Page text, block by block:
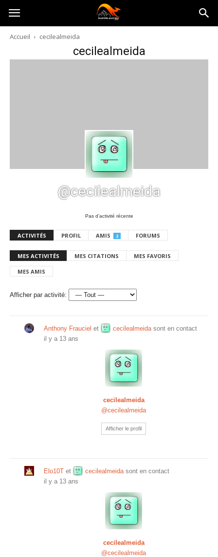
Australia-
australie.com
Accueil cecilealmeida
cecilealmeida
@cecilealmeida
Pas d’activité récente
ACTIVITÉS PROFIL AMIS 2 FORUMS
MES ACTIVITÉS MES CITATIONS MES FAVORIS
MES AMIS
Afficher par activité:
Anthony Frauciel et cecilealmeidasont en contact
il y a 13 ans
cecilealmeida
@cecilealmeida
Afficher le profil
Elo10T et cecilealmeidasont en contact
il y a 13 ans
cecilealmeida
@cecilealmeida